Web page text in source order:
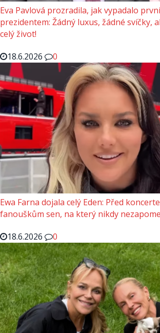
Eva Pavlová prozradila, jak vypadalo
prezidentem: Žádný luxus, žádné svíčky,
celý život!
18.6.2026
0
Ewa Farna dojala celý Eden: Před
fanouškům sen, na který nikdy
18.6.2026
0